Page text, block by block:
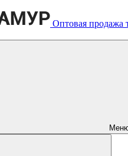
Оптовая продажа